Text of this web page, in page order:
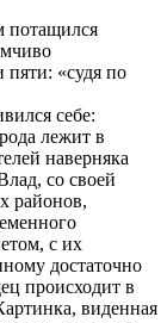
потащился
пяти: «судя по
себе:
лежит в
наверняка
со своей
районов,
с их
достаточно
происходит в
виденная